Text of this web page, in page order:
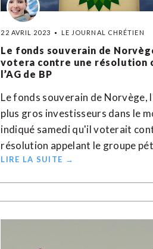
22 AVRIL 2023 LE JOURNAL CHRÉTIEN
Le fonds souverain de
votera contre une résolution
l’AG de BP
Le fonds souverain de Norvège,
plus gros investisseurs dans le
indiqué samedi qu'il voterait
résolution appelant le groupe
LIRE LA SUITE →